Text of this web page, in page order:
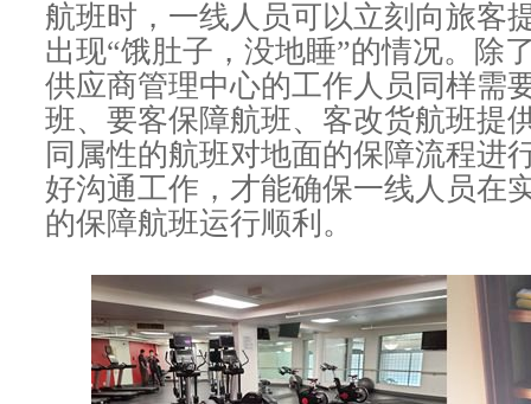
航班时，一线人员可以立刻向旅客
出现“饿肚子，没地睡”的情况。除
供应商管理中心的工作人员同样需
班、要客保障航班、客改货航班提
同属性的航班对地面的保障流程进
好沟通工作，才能确保一线人员在
的保障航班运行顺利。